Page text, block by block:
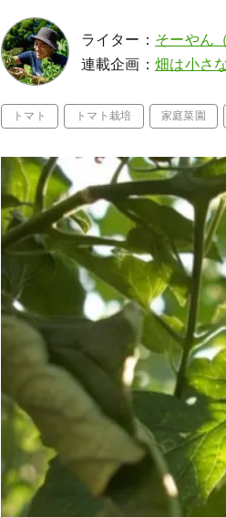
ライター： そーやん
連載企画：畑は小さ
トマト トマト栽培 家庭菜園